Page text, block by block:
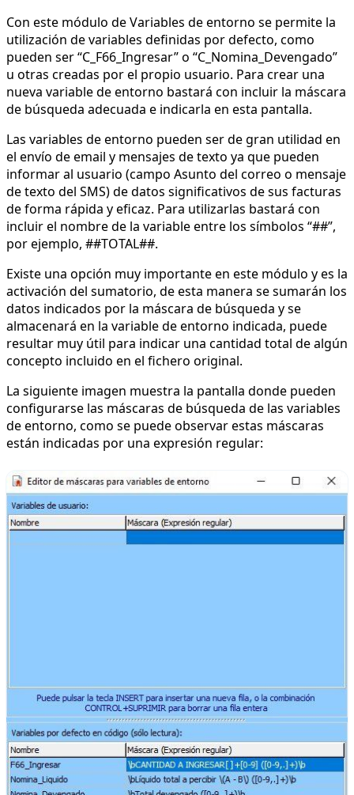
Con este módulo de Variables de entorno se permite la
utilización de variables definidas por defecto, como
pueden ser “C_F66_Ingresar” o “C_Nomina_Devengado”
u otras creadas por el propio usuario. Para crear una
nueva variable de entorno bastará con incluir la máscara
de búsqueda adecuada e indicarla en esta pantalla.
Las variables de entorno pueden ser de gran utilidad en
el envío de email y mensajes de texto ya que pueden
informar al usuario (campo Asunto del correo o mensaje
de texto del SMS) de datos significativos de sus facturas
de forma rápida y eficaz. Para utilizarlas bastará con
incluir el nombre de la variable entre los símbolos “##”,
por ejemplo, ##TOTAL##.
Existe una opción muy importante en este módulo y es la
activación del sumatorio, de esta manera se sumarán los
datos indicados por la máscara de búsqueda y se
almacenará en la variable de entorno indicada, puede
resultar muy útil para indicar una cantidad total de algún
concepto incluido en el fichero original.
La siguiente imagen muestra la pantalla donde pueden
configurarse las máscaras de búsqueda de las variables
de entorno, como se puede observar estas máscaras
están indicadas por una expresión regular: